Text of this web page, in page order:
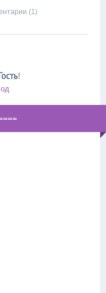
(1)
!